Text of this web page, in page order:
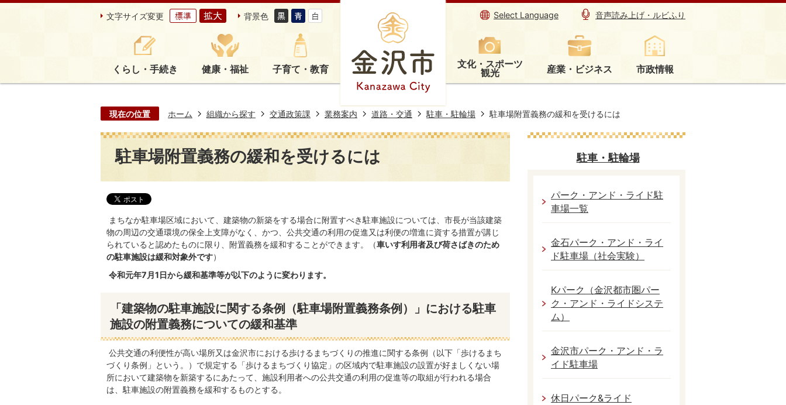
文字サイズ変更 背景色 Select Language 音声読み上げ・ルビふり
くらし・手続き 健康・福祉 子育て・教育 文化・スポーツ
観光 産業・ビジネス 市政情報
現在の位置 ホーム 組織から探す 交通政策課 業務案内 道路・交通 駐車・駐輪場 駐車場附置義務の緩和を受けるには
駐車場附置義務の緩和を受けるには
まちなか駐車場区域において、建築物の新築をする場合に附置すべき駐車施設については、市長が当該建築
物の周辺の交通環境の保全上支障がなく、かつ、公共交通の利用の促進又は利便の増進に資する措置が講じ
られていると認めたものに限り、附置義務を緩和することができます。（車いす利用者及び荷さばきのため
の駐車施設は緩和対象外です）
令和元年7月1日から緩和基準等が以下のように変わります。
「建築物の駐車施設に関する条例（駐車場附置義務条例）」における駐車
施設の附置義務についての緩和基準
公共交通の利便性が高い場所又は金沢市における歩けるまちづくりの推進に関する条例（以下「歩けるまち
づくり条例」という。）で規定する「歩けるまちづくり協定」の区域内で駐車施設の設置が好ましくない場
所において建築物を新築するにあたって、施設利用者への公共交通の利用の促進等の取組が行われる場合
は、駐車施設の附置義務を緩和するものとする。
駐車・駐輪場
パーク・アンド・ライド駐
車場一覧
金石パーク・アンド・ライ
ド駐車場（社会実験）
Kパーク（金沢都市圏パー
ク・アンド・ライドシステ
ム）
金沢市パーク・アンド・ラ
イド駐車場
休日パーク&ライド